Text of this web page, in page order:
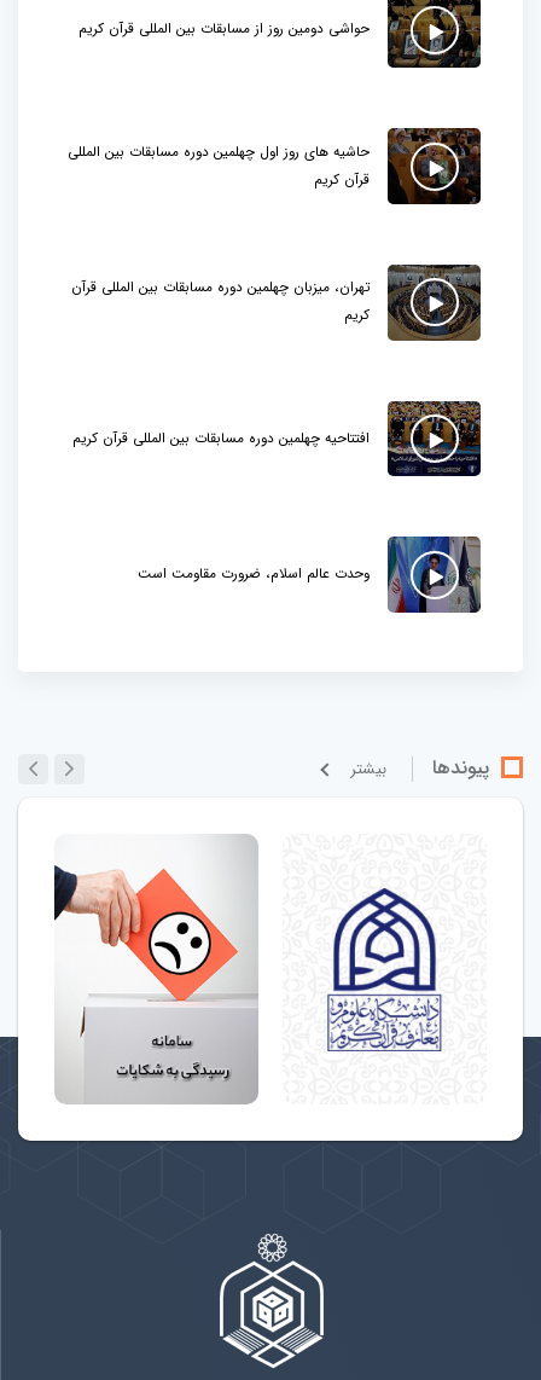
حواشی دومین روز از مسابقات بین المللی قرآن کریم
حاشیه های روز اول چهلمین دوره مسابقات بین المللی
قرآن کریم
تهران، میزبان چهلمین دوره مسابقات بین المللی قرآن
کریم
افتتاحیه چهلمین دوره مسابقات بین المللی قرآن کریم
وحدت عالم اسلام، ضرورت مقاومت است
پیوندها بيشتر